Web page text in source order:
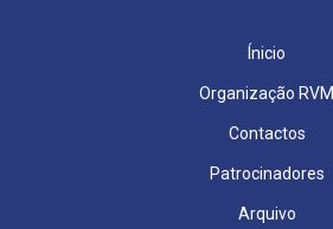
Ínicio
Organização RVM
Contactos
Patrocinadores
Arquivo